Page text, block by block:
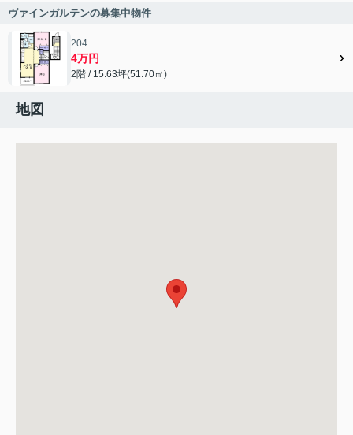
ヴァインガルテンの募集中物件
204
4万円
2階 / 15.63坪(51.70㎡)
地図